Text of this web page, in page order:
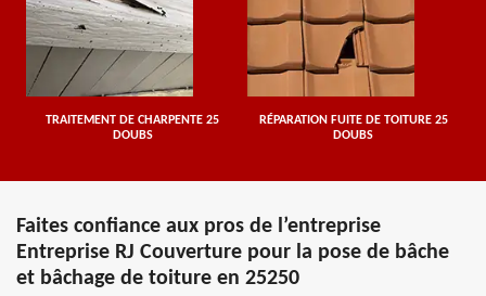
TRAITEMENT DE CHARPENTE 25
DOUBS
RÉPARATION FUITE DE TOITURE 25
DOUBS
Faites confiance aux pros de l’entreprise
Entreprise RJ Couverture pour la pose de bâche
et bâchage de toiture en 25250